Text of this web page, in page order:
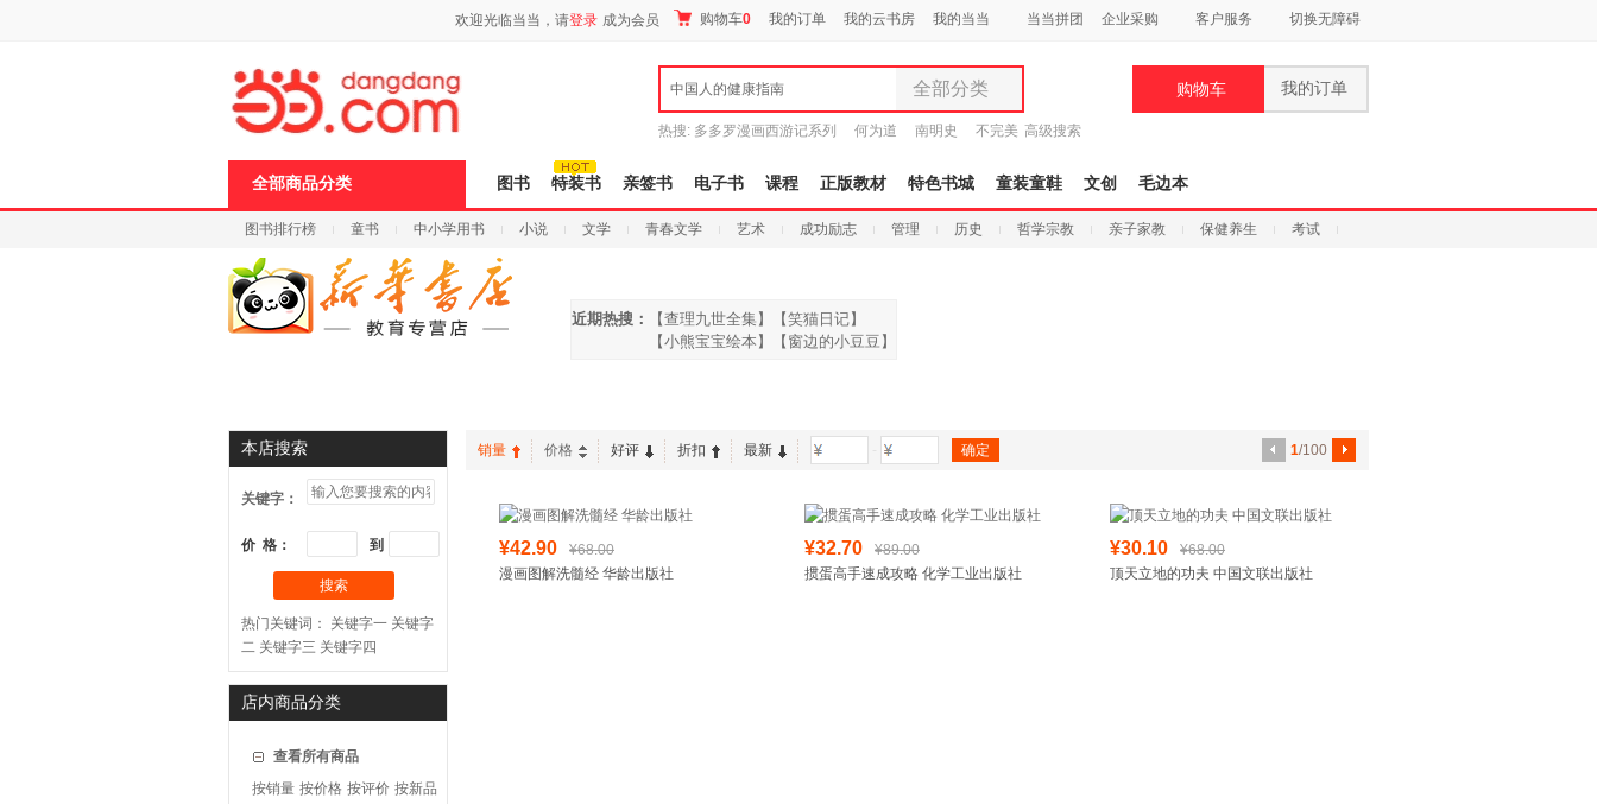
欢迎光临当当，请登录 成为会员 购物车0 我的订单 我的云书房 我的当当 当当拼团 企业采购 客户服务 切换无障碍
中国人的健康指南 全部分类
全部分类
图书
电子书
音像
家居日用
家具装饰
鞋
箱包皮具
手表饰品
热搜: 多多罗漫画西游记系列 何为道 南明史
不完美 高级搜索
购物车 我的订单
全部商品分类 图书 特装书 亲签书 电子书 课程 正版教材 特色书城 童装童鞋 文创 毛边本
图书排行榜 童书 中小学用书 小说 文学 青春文学 艺术 成功励志 管理 历史 哲学宗教 亲子家教 保健养生 考试
科技 进口原版 电子书
近期热搜： 【查理九世全集】
【笑猫日记】
【小熊宝宝绘本】
【窗边的小豆豆】
本店搜索
关键字：
价 格： 到
搜索
热门关键词： 关键字一 关键字
二 关键字三 关键字四
店内商品分类
查看所有商品
按销量 按价格 按评价 按新品
销量 价格 好评 折扣 最新 1/100
¥42.90
¥68.00
漫画图解洗髓经 华龄出版社
¥32.70
¥89.00
掼蛋高手速成攻略 化学工业出版社
¥30.10
¥68.00
顶天立地的功夫 中国文联出版社
页